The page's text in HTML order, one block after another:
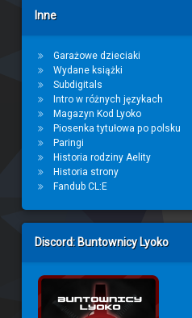
Inne
Garażowe dzieciaki
Wydane książki
Subdigitals
Intro w różnych językach
Magazyn Kod Lyoko
Piosenka tytułowa po polsku
Paringi
Historia rodziny Aelity
Historia strony
Fandub CL:E
Discord: Buntownicy Lyoko